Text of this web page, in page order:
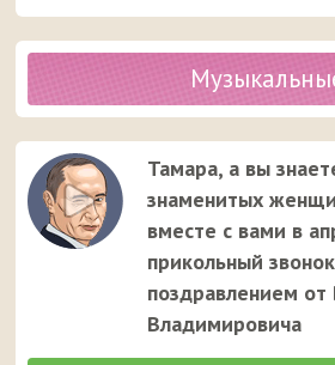
чтобы вы могли с выдумкой
рождения вашу подругу или
именем. Выбирайте лучшее
отправляйте его на телефон
Тамара, а вы
знаменитых
вместе с вами в
прикольный
поздравлением
Владимировича